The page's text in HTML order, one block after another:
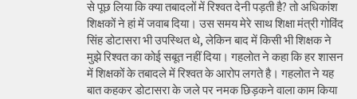
से पूछ लिया कि क्या तबादलों में रिश्वत देनी पड़ती है? तो अधिकांश
शिक्षकों ने हां में जवाब दिया। उस समय मेरे साथ शिक्षा मंत्री गोविंद
सिंह डोटासरा भी उपस्थित थे, लेकिन बाद में किसी भी शिक्षक ने
मुझे रिश्वत का कोई सबूत नहीं दिया। गहलोत ने कहा कि हर शासन
में शिक्षकों के तबादले में रिश्वत के आरोप लगते है। गहलोत ने यह
बात कहकर डोटासरा के जले पर नमक छिड़कने वाला काम किया